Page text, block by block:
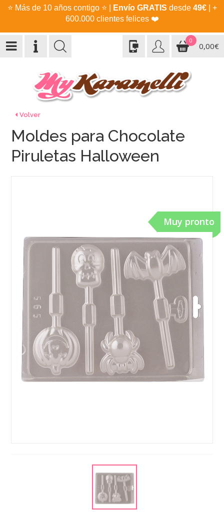
⭐ Más de 10 años contigo ⭐ Envío GRATIS desde 49€| +
600.000 clientes felices ❤️
0
0,00€
Volver
Muy pronto
Moldes para Chocolate
Piruletas Halloween